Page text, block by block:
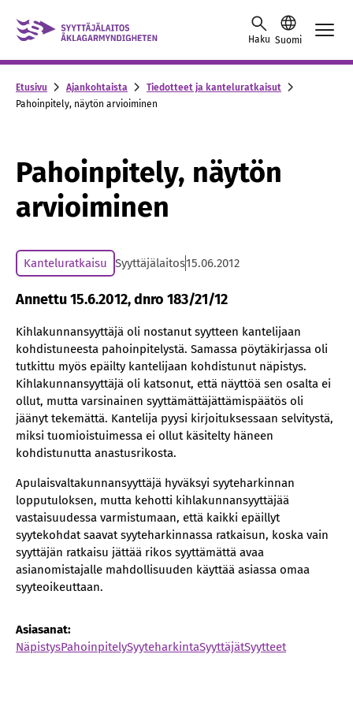
Skip to content -saavutettavuusohje
Haku Suomi
Etusivu Ajankohtaista
Tiedotteet ja kanteluratkaisut
Pahoinpitely, näytön arvioiminen
Pahoinpitely, näytön
arvioiminen
Kanteluratkaisu Syyttäjälaitos15.06.2012
Annettu 15.6.2012, dnro 183/21/12
Kihlakunnansyyttäjä oli nostanut syytteen kantelijaan
kohdistuneesta pahoinpitelystä. Samassa pöytäkirjassa oli
tutkittu myös epäilty kantelijaan kohdistunut näpistys.
Kihlakunnansyyttäjä oli katsonut, että näyttöä sen osalta ei
ollut, mutta varsinainen syyttämättäjättämispäätös oli
jäänyt tekemättä. Kantelija pyysi kirjoituksessaan selvitystä,
miksi tuomioistuimessa ei ollut käsitelty häneen
kohdistunutta anastusrikosta.
Apulaisvaltakunnansyyttäjä hyväksyi syyteharkinnan
lopputuloksen, mutta kehotti kihlakunnansyyttäjää
vastaisuudessa varmistumaan, että kaikki epäillyt
syytekohdat saavat syyteharkinnassa ratkaisun, koska vain
syyttäjän ratkaisu jättää rikos syyttämättä avaa
asianomistajalle mahdollisuuden käyttää asiassa omaa
syyteoikeuttaan.
Asiasanat:
NäpistysPahoinpitelySyyteharkintaSyyttäjätSyytteet